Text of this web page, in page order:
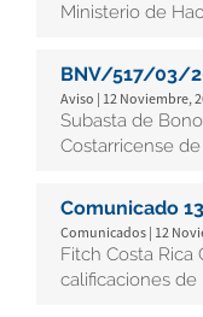
Ministerio de
BNV/517/03/
Aviso | 12 Noviembre,
Subasta de
Costarricense
Comunicado
Comunicados | 12
Fitch Costa Rica
calificaciones de